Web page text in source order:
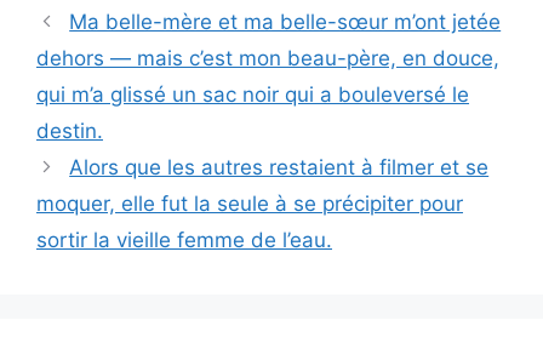
Ma belle-mère et ma belle-sœur m’ont jetée
dehors — mais c’est mon beau-père, en douce,
qui m’a glissé un sac noir qui a bouleversé le
destin.
Alors que les autres restaient à filmer et se
moquer, elle fut la seule à se précipiter pour
sortir la vieille femme de l’eau.